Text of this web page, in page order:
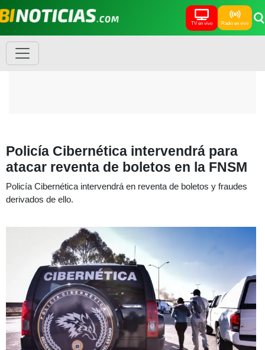
TV en vivo Radio en vivo
Policía Cibernética intervendrá para
atacar reventa de boletos en la FNSM
Policía Cibernética intervendrá en reventa de boletos y fraudes
derivados de ello.